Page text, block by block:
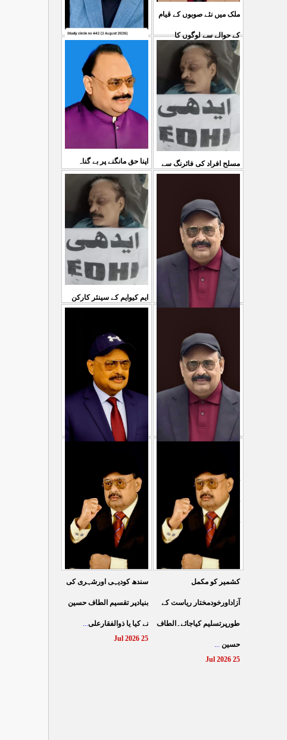
کشمیرکا کونہ کونہ لہو
لہو ہے لیکن حکومت کواس
کی کوئی پرواہ نہیں ہے
04 Aug 2026
ملک میں نئے صوبوں کے قیام
کے حوالے سے لوگوں کا
مطالبہ بالکل درست ہے۔ ا
03 Aug 2026
اپنا حق مانگنے پر بے گناہ
کشمیریوں کو گولیاں مارکر
شہ رگ کوکاٹ دیا گی
31 Jul 2026
مسلح افراد کی فائرنگ سے
سمیع الدین رحمانی ک
ایم کیوایم کے سینئر کارکن
شہادت پر متحدہ قومی
سے ہولی کھیلنابند کی جائے،
الطاف حسین...
کے نظام سے نجات کے لئے
جین زی کوآگے آنا ہوگا۔
...
کرتے مہاجروں نے ظلم
کیایامہاجروں پر ظلم
...
سندھ کودیہی اورشہری کی
بنیادپر تقسیم الطاف حسین
نے کیا یا ذوالفقارعلی...
25 Jul 2026
کشمیر کو مکمل
آزاداورخودمختار ریاست کے
طورپرتسلیم کیاجائے۔الطاف
حسین ...
25 Jul 2026